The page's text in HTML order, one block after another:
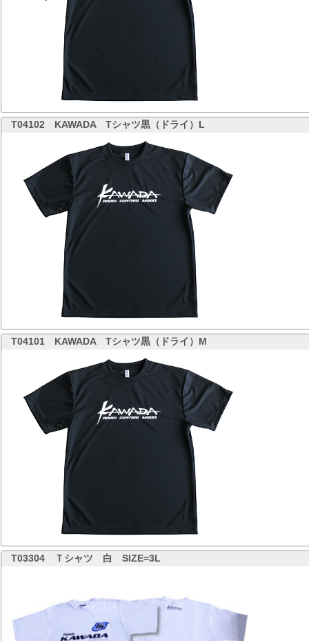
T04102 KAWADA Tシャツ黒（ドライ）L
T04101 KAWADA Tシャツ黒（ドライ）M
T03304 Ｔシャツ 白 SIZE=3L